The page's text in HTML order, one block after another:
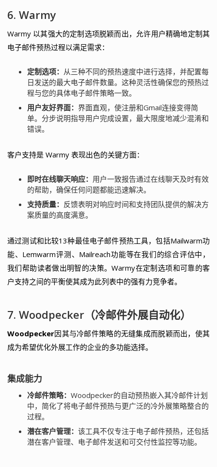
6. Warmy
Warmy 以其强大的定制选项脱颖而出，允许用户精确地定制其
电子邮件预热过程以满足需求：
定制选项： 从三种不同的预热速度中进行选择，并配置每
日发送的最大电子邮件数量。这种灵活性确保您的预热过
程与您的具体电子邮件策略一致。
用户友好界面： 界面直观，使注册和Gmail连接变得简
单。分步说明指导用户完成设置，最大限度地减少混淆和
错误。
客户支持是 Warmy 表现出色的关键方面：
即时在线聊天响应： 用户一致报告通过在线聊天及时有效
的帮助，确保任何问题都能迅速解决。
支持质量： 反馈表明对响应时间和支持团队提供的解决方
案质量的高度满意。
通过测试和比较13种最佳电子邮件预热工具，包括Mailwarm功
能、Lemwarm评测、Mailreach功能等在我们的综合评估中，
我们帮助读者做出明智的决策。Warmy在定制选项和可靠的客
户支持之间的平衡使其成为此列表中的强有力竞争者。
7. Woodpecker（冷邮件外展自动化）
Woodpecker因其与冷邮件策略的无缝集成而脱颖而出，使其
成为希望优化外展工作的企业的多功能选择。
集成能力
冷邮件策略： Woodpecker的自动预热嵌入其冷邮件计划
中，简化了将电子邮件预热与更广泛的冷外展策略整合的
过程。
潜在客户管理： 该工具不仅专注于电子邮件预热，还包括
潜在客户管理、电子邮件发送和可交付性监控等功能。